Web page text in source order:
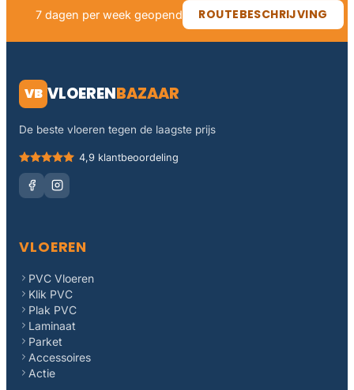
7 dagen per week geopend ROUTEBESCHRIJVING
VB VLOERENBAZAAR
De beste vloeren tegen de laagste prijs
4,9 klantbeoordeling
VLOEREN
PVC Vloeren
Klik PVC
Plak PVC
Laminaat
Parket
Accessoires
Actie